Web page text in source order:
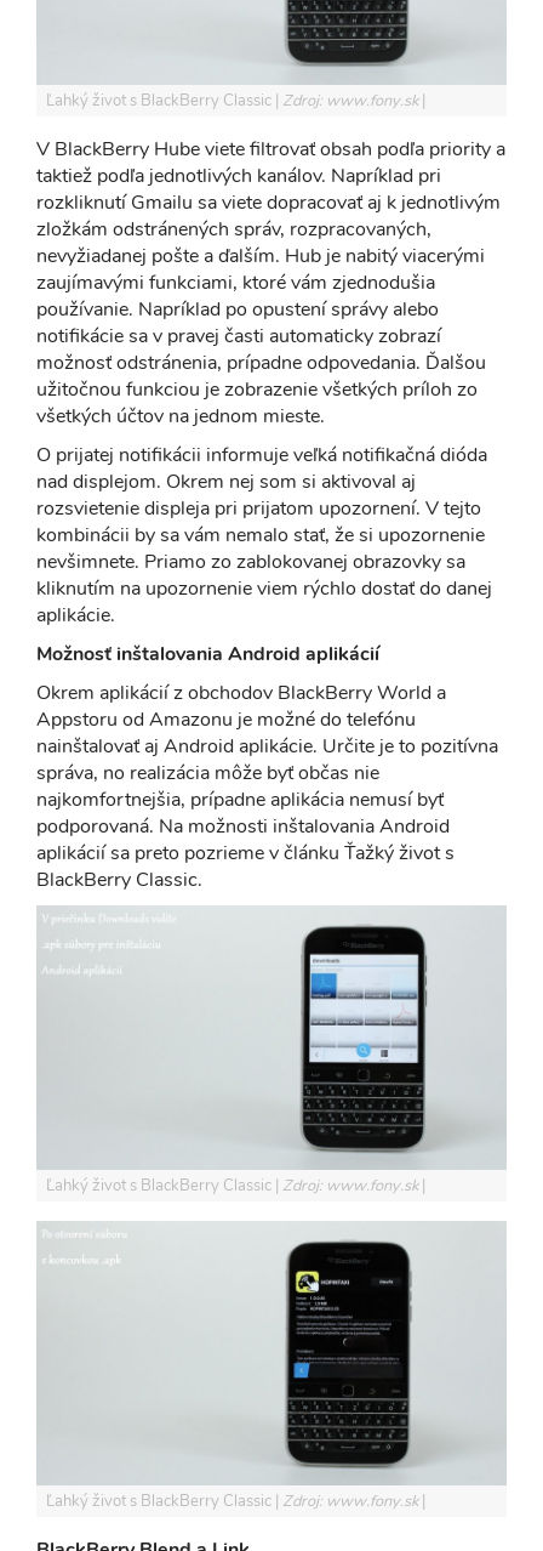
Ľahký život s BlackBerry Classic Zdroj: www.fony.sk
V BlackBerry Hube viete filtrovať obsah podľa priority a
taktiež podľa jednotlivých kanálov. Napríklad pri
rozkliknutí Gmailu sa viete dopracovať aj k jednotlivým
zložkám odstránených správ, rozpracovaných,
nevyžiadanej pošte a ďalším. Hub je nabitý viacerými
zaujímavými funkciami, ktoré vám zjednodušia
používanie. Napríklad po opustení správy alebo
notifikácie sa v pravej časti automaticky zobrazí
možnosť odstránenia, prípadne odpovedania. Ďalšou
užitočnou funkciou je zobrazenie všetkých príloh zo
všetkých účtov na jednom mieste.
O prijatej notifikácii informuje veľká notifikačná dióda
nad displejom. Okrem nej som si aktivoval aj
rozsvietenie displeja pri prijatom upozornení. V tejto
kombinácii by sa vám nemalo stať, že si upozornenie
nevšimnete. Priamo zo zablokovanej obrazovky sa
kliknutím na upozornenie viem rýchlo dostať do danej
aplikácie.
Možnosť inštalovania Android aplikácií
Okrem aplikácií z obchodov BlackBerry World a
Appstoru od Amazonu je možné do telefónu
nainštalovať aj Android aplikácie. Určite je to pozitívna
správa, no realizácia môže byť občas nie
najkomfortnejšia, prípadne aplikácia nemusí byť
podporovaná. Na možnosti inštalovania Android
aplikácií sa preto pozrieme v článku Ťažký život s
BlackBerry Classic.
Ľahký život s BlackBerry Classic Zdroj: www.fony.sk
Ľahký život s BlackBerry Classic Zdroj: www.fony.sk